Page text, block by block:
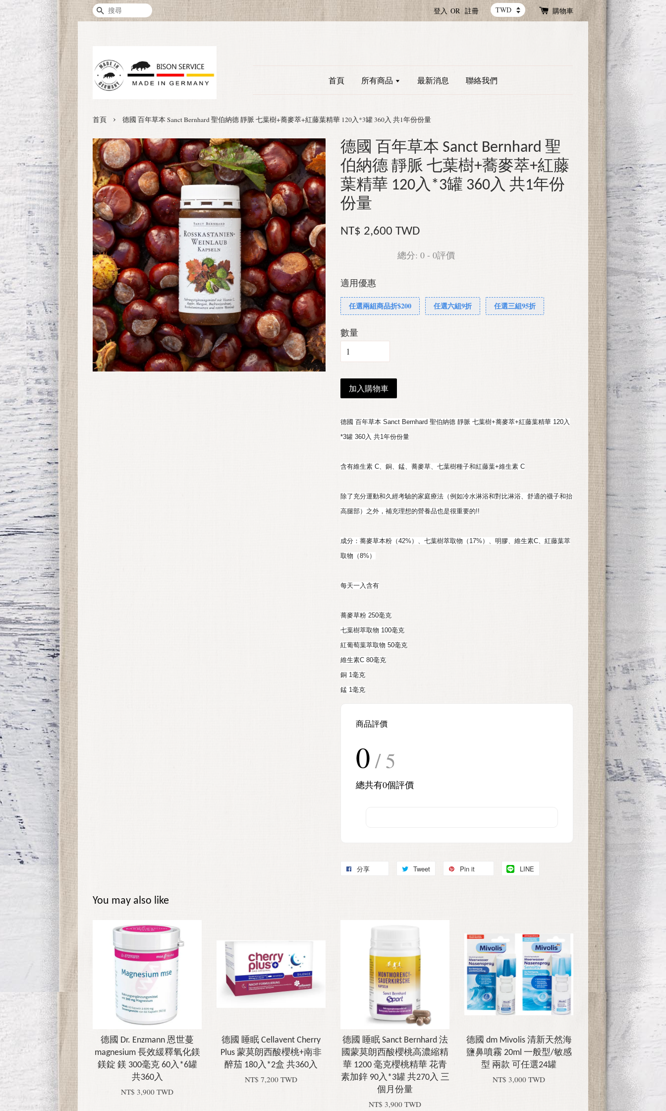
搜尋 登入 OR 註冊 購物車
首頁 所有商品 最新消息 聯絡我們
首頁 › 德國 百年草本 Sanct Bernhard 聖伯納德 靜脈 七葉樹+蕎麥萃+紅藤葉精華 120入*3罐 360入 共1年份份量
德國 百年草本 Sanct Bernhard 聖
伯納德 靜脈 七葉樹+蕎麥萃+紅藤
葉精華 120入*3罐 360入 共1年份
份量
NT$ 2,600 TWD
總分: 0 - 0評價
適用優惠
任選兩組商品折$200 任選六組9折 任選三組95折
數量
加入購物車
德國 百年草本 Sanct Bernhard 聖伯納德 靜脈 七葉樹+蕎麥萃+紅藤葉精華 120入
*3罐 360入 共1年份份量
含有維生素 C、銅、錳、蕎麥草、七葉樹種子和紅藤葉+維生素 C
除了充分運動和久經考驗的家庭療法（例如冷水淋浴和對比淋浴、舒適的襪子和抬
高腿部）之外，補充理想的營養品也是很重要的!!
成分：蕎麥草本粉（42%）、七葉樹萃取物（17%）、明膠、維生素C、紅藤葉萃
取物（8%）
每天一入含有
蕎麥草粉 250毫克
七葉樹萃取物 100毫克
紅葡萄葉萃取物 50毫克
維生素C 80毫克
銅 1毫克
錳 1毫克
商品評價
0 / 5
總共有0個評價
分享 Tweet Pin it LINE
You may also like
德國 Dr. Enzmann 恩世蔓
magnesium 長效緩釋氧化鎂
鎂錠 鎂 300毫克 60入*6罐
共360入
NT$ 3,900 TWD
德國 睡眠 Cellavent Cherry
Plus 蒙莫朗西酸櫻桃+南非
醉茄 180入*2盒 共360入
NT$ 7,200 TWD
德國 睡眠 Sanct Bernhard 法
國蒙莫朗西酸櫻桃高濃縮精
華 1200 毫克櫻桃精華 花青
素加鋅 90入*3罐 共270入 三
個月份量
NT$ 3,900 TWD
德國 dm Mivolis 清新天然海
鹽鼻噴霧 20ml 一般型/敏感
型 兩款 可任選24罐
NT$ 3,000 TWD